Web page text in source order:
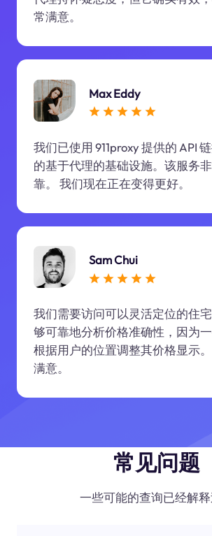
常满意。
Max Eddy
我们已使用 911proxy 提供的 API
的基于代理的基础设施。该服务
靠。 我们现在正在变得更好。
Sam Chui
我们需要访问可以灵活定位的住
够可靠地分析价格准确性，因为
根据用户的位置调整其价格显示
满意。
常见问题
一些可能的查询已经解